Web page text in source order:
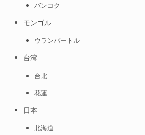
バンコク
モンゴル
ウランバートル
台湾
台北
花蓮
日本
北海道